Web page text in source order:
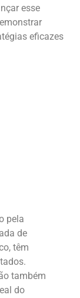
esse
eficazes
pela
de
têm
também
do